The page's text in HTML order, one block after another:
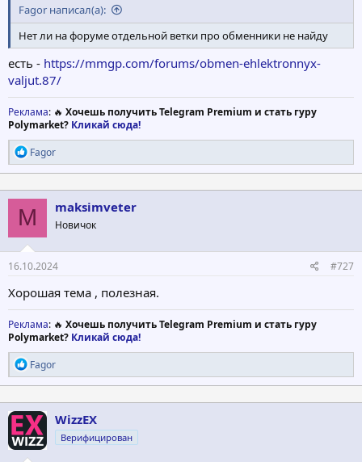
Fagor написал(а):
Нет ли на форуме отдельной ветки про обменники не найду
есть - https://mmgp.com/forums/obmen-ehlektronnyx-
valjut.87/
Реклама: 🔥 Хочешь получить Telegram Premium и стать гуру
Polymarket? Кликай сюда!
Р
е
а
к
ц
и
и
:
Fagor
M maksimveter
Новичок
16.10.2024 #727
Хорошая тема , полезная.
Реклама: 🔥 Хочешь получить Telegram Premium и стать гуру
Polymarket? Кликай сюда!
Р
е
а
к
ц
и
и
:
Fagor
WizzEX
Верифицирован